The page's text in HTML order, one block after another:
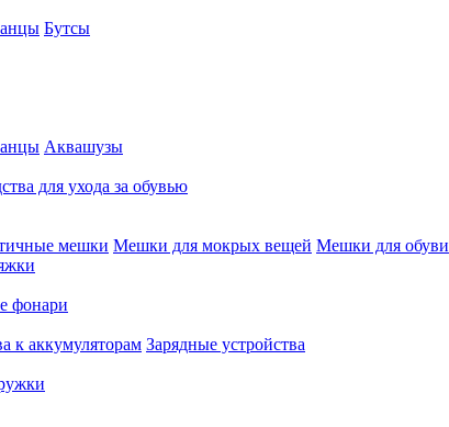
Бутсы
Аквашузы
для ухода за обувью
мешки Мешки для мокрых вещей Мешки для обуви
фонари
к аккумуляторам Зарядные устройства